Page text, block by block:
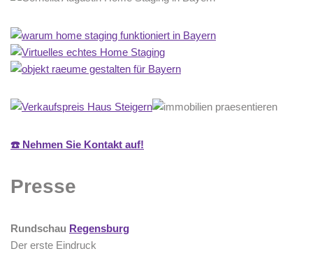
☎️ Nehmen Sie Kontakt auf!
Presse
Rundschau Regensburg
Der erste Eindruck